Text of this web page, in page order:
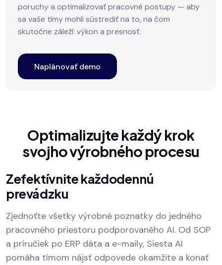
poruchy a optimalizovať pracovné postupy — aby
sa vaše tímy mohli sústrediť na to, na čom
skutočne záleží: výkon a presnosť.
Naplánovať demo
Optimalizujte každý krok
svojho výrobného procesu
Zefektívnite každodennú
prevádzku
Zjednoťte všetky výrobné poznatky do jedného
pracovného priestoru podporovaného AI. Od SOP
a príručiek po ERP dáta a e-maily, Siesta AI
pomáha tímom nájsť odpovede okamžite a konať